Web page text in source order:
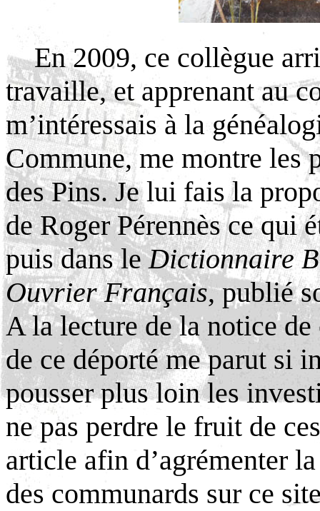
En 2009, ce collègue
travaille, et apprenant au
m’intéressais à la
Commune, me montre les
des Pins. Je lui fais la
de Roger Pérennès ce qui
puis dans leDictionnaire
Ouvrier Français, publié
A la lecture de la notice
de ce déporté me parut si
pousser plus loin les
ne pas perdre le fruit de
article afin d’agrémenter
des communards sur ce